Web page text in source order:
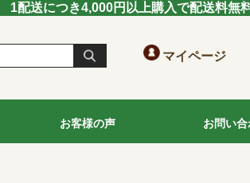
1配送につき4,000円以上購入で配送料無
マイページ
お客様の声 お問い合